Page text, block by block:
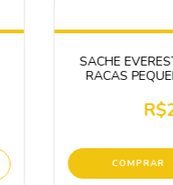
SACHE
RACAS